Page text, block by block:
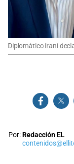
Diplomático iraní
Por:Redacción EL